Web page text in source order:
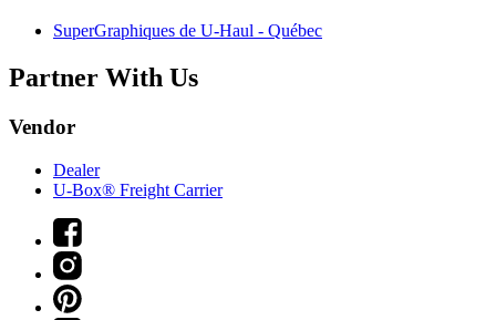
SuperGraphiques de U-Haul - Québec
Partner With Us
Vendor
Dealer
U-Box® Freight Carrier